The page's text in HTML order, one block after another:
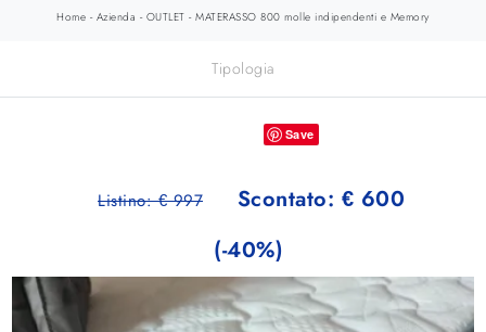
Home - Azienda - OUTLET -MATERASSO 800 molle indipendenti e Memory
Tipologia
Save
Listino: € 997
Scontato: € 600
(-40%)